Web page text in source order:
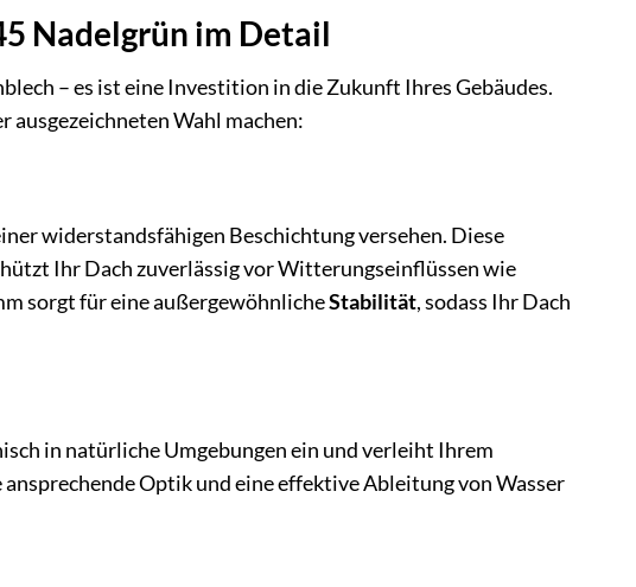
Nadelgrün im Detail
– es ist eine Investition in die Zukunft Ihres Gebäudes.
ausgezeichneten Wahl machen:
widerstandsfähigen Beschichtung versehen. Diese
Ihr Dach zuverlässig vor Witterungseinflüssen wie
sorgt für eine außergewöhnlicheStabilität, sodass Ihr Dach
in natürliche Umgebungen ein und verleiht Ihrem
Optik und eine effektive Ableitung von Wasser